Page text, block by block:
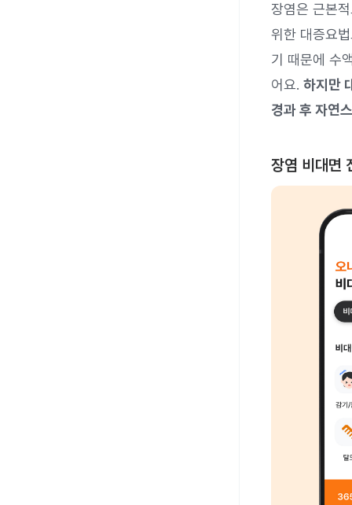
장염은 근본
위한 대증요
기 때문에 수
어요. 하지만
경과 후 자연
장염 비대면